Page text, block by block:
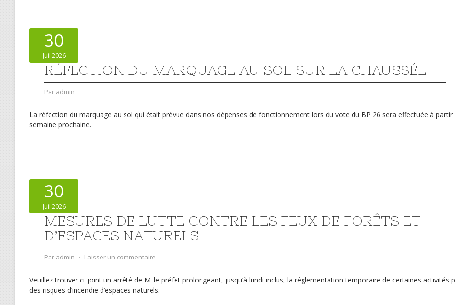
30
Juil 2026
RÉFECTION DU MARQUAGE AU SOL SUR LA CHAUSSÉE
Par admin
La réfection du marquage au sol qui était prévue dans nos dépenses de fonctionnement lors du vote du BP 26 sera effectuée à partir
semaine prochaine.
30
Juil 2026
MESURES DE LUTTE CONTRE LES FEUX DE FORÊTS ET
D’ESPACES NATURELS
Par admin ⋅ Laisser un commentaire
Veuillez trouver ci-joint un arrêté de M. le préfet prolongeant, jusqu’à lundi inclus, la réglementation temporaire de certaines activités
des risques d’incendie d’espaces naturels.